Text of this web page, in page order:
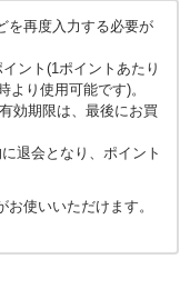
を再度入力する必要が
ント(1ポイントあたり
より使用可能です)。
効期限は、最後にお買
退会となり、ポイント
使いいただけます。